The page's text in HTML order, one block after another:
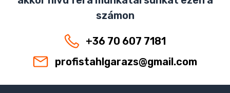
számon
+36 70 607 7181
profistahlgarazs@gmail.com